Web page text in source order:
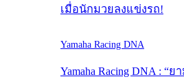
เมื่อนักมวยลงแข่งรถ!
Yamaha Racing DNA
Yamaha Racing DNA : “